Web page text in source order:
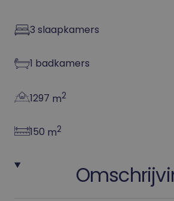
3 slaapkamers
1 badkamers
1297 m2
150 m2